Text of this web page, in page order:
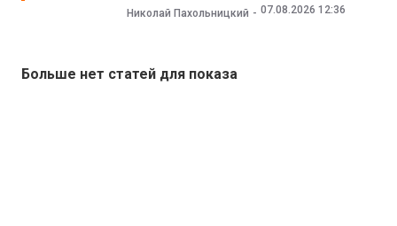
Николай Пахольницкий 07.08.2026 12:36
Больше нет статей для показа